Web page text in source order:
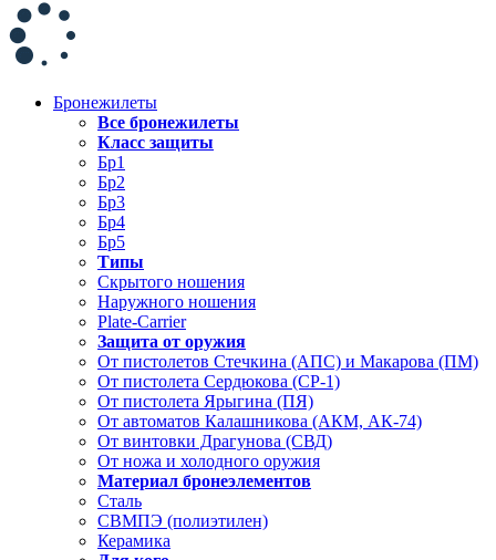
Бронежилеты
Все бронежилеты
Класс защиты
Бр1
Бр2
Бр3
Бр4
Бр5
Типы
Скрытого ношения
Наружного ношения
Plate-Carrier
Защита от оружия
От пистолетов Стечкина (АПС) и Макарова (ПМ)
От пистолета Сердюкова (СР-1)
От пистолета Ярыгина (ПЯ)
От автоматов Калашникова (АКМ, АК-74)
От винтовки Драгунова (СВД)
От ножа и холодного оружия
Материал бронеэлементов
Сталь
СВМПЭ (полиэтилен)
Керамика